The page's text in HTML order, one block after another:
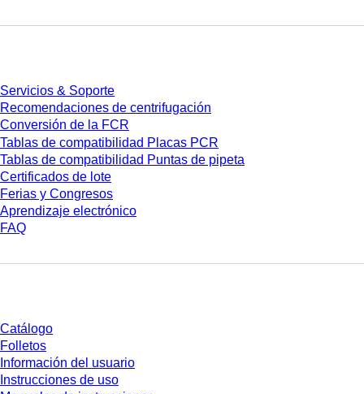
Servicios & Soporte
Recomendaciones de centrifugación
Conversión de la FCR
Tablas de compatibilidad Placas PCR
Tablas de compatibilidad Puntas de pipeta
Certificados de lote
Ferias y Congresos
Aprendizaje electrónico
FAQ
Catálogo
Folletos
Información del usuario
Instrucciones de uso